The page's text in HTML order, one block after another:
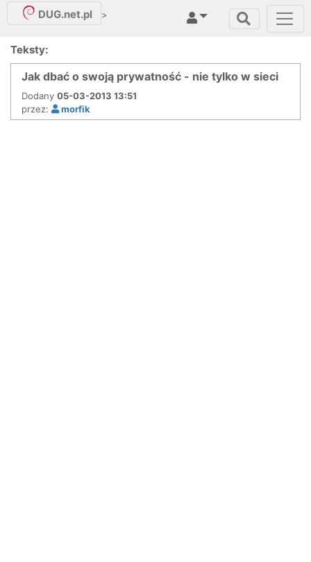
DUG.net.pl >
Teksty:
Jak dbać o swoją prywatność - nie tylko w sieci
Dodany 05-03-2013 13:51
przez:
morfik